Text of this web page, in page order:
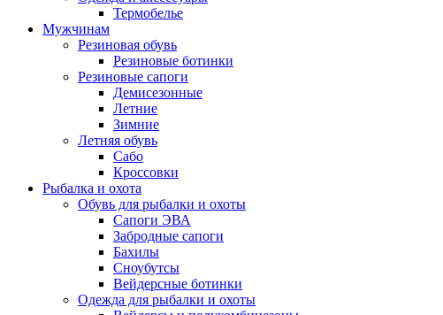
Термобелье
Мужчинам
Резиновая обувь
Резиновые ботинки
Резиновые сапоги
Демисезонные
Летние
Зимние
Летняя обувь
Сабо
Кроссовки
Рыбалка и охота
Обувь для рыбалки и охоты
Сапоги ЭВА
Забродные сапоги
Бахилы
Сноубутсы
Вейдерсные ботинки
Одежда для рыбалки и охоты